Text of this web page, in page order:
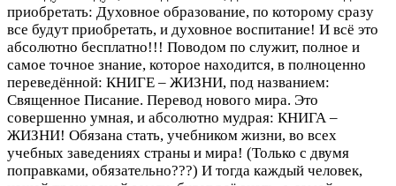
приобретать: Духовное образование, по которому сразу
все будут приобретать, и духовное воспитание! И всё это
абсолютно бесплатно!!! Поводом по служит, полное и
самое точное знание, которое находится, в полноценно
переведённой: КНИГЕ – ЖИЗНИ, под названием:
Священное Писание. Перевод нового мира. Это
совершенно умная, и абсолютно мудрая: КНИГА –
ЖИЗНИ! Обязана стать, учебником жизни, во всех
учебных заведениях страны и мира! (Только с двумя
поправками, обязательно???) И тогда каждый человек,